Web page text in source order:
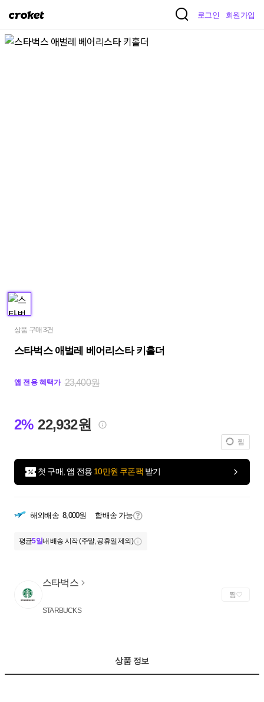
크
켓
로그인 회원가입
상품 구매 3건
스타벅스 애벌레 베어리스타 키홀더
앱 전용 혜택가 23,400원
2% 22,932원
찜
첫 구매, 앱 전용 10만원 쿠폰팩 받기
해외배송 8,000원 합배송 가능
평균5일내 배송 시작 (주말, 공휴일 제외)
스타벅스
STARBUCKS
찜
상품 정보